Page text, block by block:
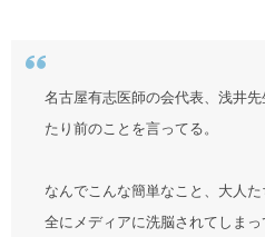
名古屋有志医師の会代表、浅井
たり前のことを言ってる。
なんでこんな簡単なこと、大人
全にメディアに洗脳されてしまっ